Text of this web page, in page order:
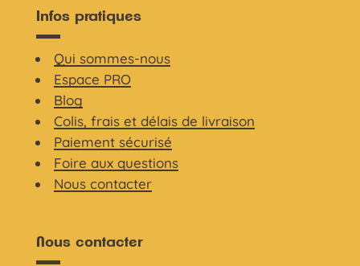
Infos pratiques
Qui sommes-nous
Espace PRO
Blog
Colis, frais et délais de livraison
Paiement sécurisé
Foire aux questions
Nous contacter
Nous contacter